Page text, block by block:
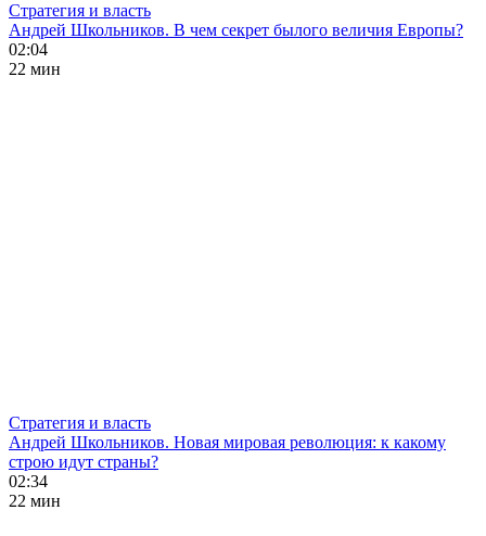
Стратегия и власть
Андрей Школьников. В чем секрет былого величия Европы?
02:04
22 мин
Стратегия и власть
Андрей Школьников. Новая мировая революция: к какому
строю идут страны?
02:34
22 мин